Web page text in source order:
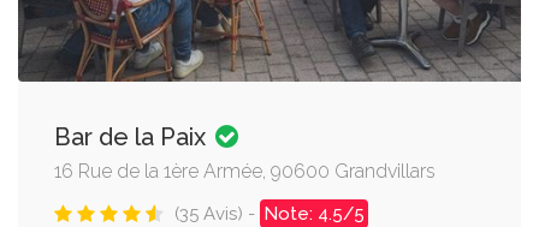
Bar de la Paix
16 Rue de la 1ère Armée, 90600 Grandvillars
(35 Avis) - Note: 4.5/5